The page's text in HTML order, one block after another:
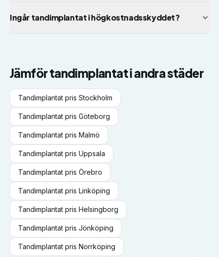
Ingår tandimplantat i högkostnadsskyddet?
Jämförtandimplantati andra städer
Tandimplantat pris Stockholm
Tandimplantat pris Göteborg
Tandimplantat pris Malmö
Tandimplantat pris Uppsala
Tandimplantat pris Örebro
Tandimplantat pris Linköping
Tandimplantat pris Helsingborg
Tandimplantat pris Jönköping
Tandimplantat pris Norrköping